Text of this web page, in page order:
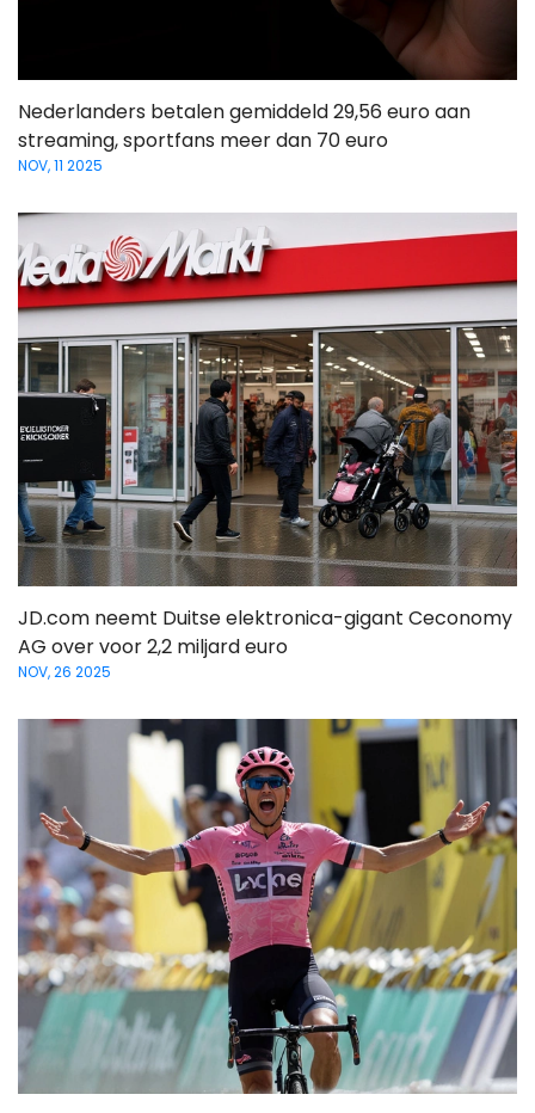
Nederlanders betalen gemiddeld 29,56 euro aan
streaming, sportfans meer dan 70 euro
NOV, 11 2025
JD.com neemt Duitse elektronica-gigant Ceconomy
AG over voor 2,2 miljard euro
NOV, 26 2025